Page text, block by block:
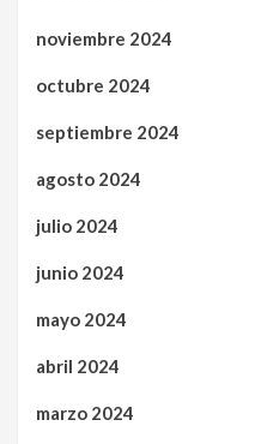
noviembre 2024
octubre 2024
septiembre 2024
agosto 2024
julio 2024
junio 2024
mayo 2024
abril 2024
marzo 2024